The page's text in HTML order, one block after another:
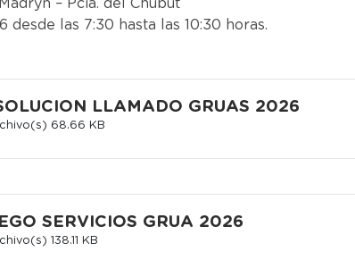
– Pcia. del Chubut
desde las 7:30 hasta las 10:30 horas.
LLAMADO GRUAS 2026
68.66 KB
SERVICIOS GRUA 2026
138.11 KB